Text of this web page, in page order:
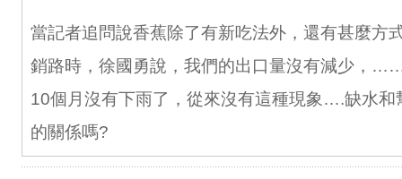
當記者追問說香蕉除了有新吃法外，還有甚麼方
銷路時，徐國勇說，我們的出口量沒有減少，
10個月沒有下雨了，從來沒有這種現象….缺水和
的關係嗎?